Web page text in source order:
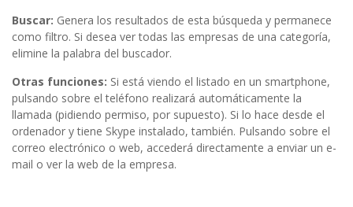
Buscar: Genera los resultados de esta búsqueda y permanece
como filtro. Si desea ver todas las empresas de una categoría,
elimine la palabra del buscador.
Otras funciones: Si está viendo el listado en un smartphone,
pulsando sobre el teléfono realizará automáticamente la
llamada (pidiendo permiso, por supuesto). Si lo hace desde el
ordenador y tiene Skype instalado, también. Pulsando sobre el
correo electrónico o web, accederá directamente a enviar un e-
mail o ver la web de la empresa.